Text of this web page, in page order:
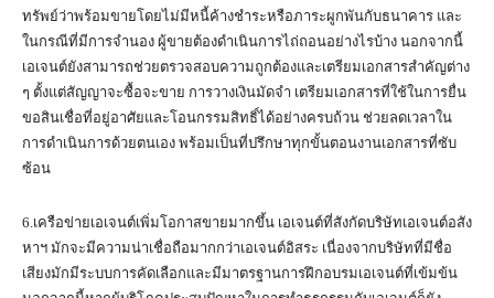
ทรัพย์ว่าพร้อมขายโดยไม่มีหนี้ค้างชำระหรือภาระผูกพันกับธนาคาร และ
ในกรณีที่มีการจำนอง ผู้ขายต้องดำเนินการไถ่ถอนอย่างไรบ้าง นอกจากนี้
เอเจนต์ยังสามารถช่วยตรวจสอบความถูกต้องและเตรียมเอกสารสำคัญต่าง
ๆ ตั้งแต่สัญญาจะซื้อจะขาย การวางเงินมัดจำ เตรียมเอกสารที่ใช้ในการยื่น
ขอสินเชื่อที่อยู่อาศัยและโอนกรรมสิทธิ์ได้อย่างครบถ้วน ช่วยลดเวลาใน
การดำเนินการด้วยตนเอง พร้อมเป็นที่ปรึกษาทุกขั้นตอนงานเอกสารที่ซับ
ซ้อน
6.เครือข่ายเอเจนต์เพิ่มโอกาสขายมากขึ้น เอเจนต์ที่สังกัดบริษัทเอเจนต์อสัง
หาฯ มักจะมีความน่าเชื่อถือมากกว่าเอเจนต์อิสระ เนื่องจากบริษัทที่มีชื่อ
เสียงมักมีระบบการคัดเลือกและมีมาตรฐานการฝึกอบรมเอเจนต์ที่เข้มข้น